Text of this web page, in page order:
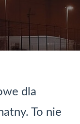
dla
To nie